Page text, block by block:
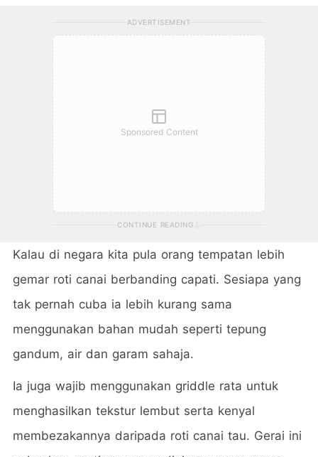
ADVERTISEMENT
Sponsored Content
CONTINUE READING
Kalau di negara kita pula orang tempatan lebih
gemar roti canai berbanding capati. Sesiapa yang
tak pernah cuba ia lebih kurang sama
menggunakan bahan mudah seperti tepung
gandum, air dan garam sahaja.
Ia juga wajib menggunakan griddle rata untuk
menghasilkan tekstur lembut serta kenyal
membezakannya daripada roti canai tau. Gerai ini